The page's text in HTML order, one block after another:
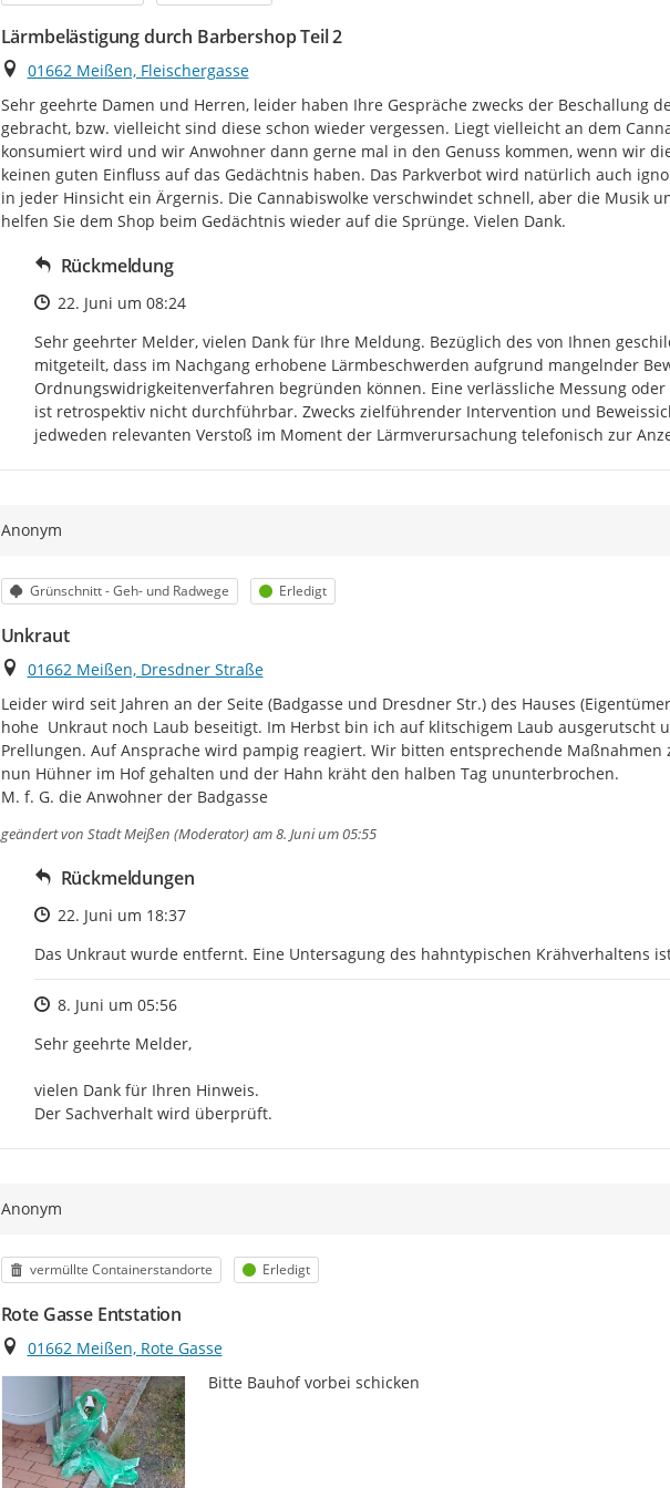
Lärmbelästigung durch Barbershop Teil 2
Ort
01662 Meißen, Fleischergasse
Sehr geehrte Damen und Herren, leider haben Ihre Gespräche zwecks der Beschallung
gebracht, bzw. vielleicht sind diese schon wieder vergessen. Liegt vielleicht an dem
konsumiert wird und wir Anwohner dann gerne mal in den Genuss kommen, wenn wir
keinen guten Einfluss auf das Gedächtnis haben. Das Parkverbot wird natürlich auch
in jeder Hinsicht ein Ärgernis. Die Cannabiswolke verschwindet schnell, aber die Musik
helfen Sie dem Shop beim Gedächtnis wieder auf die Sprünge. Vielen Dank.
Rückmeldung
Zeitpunkt des Erstellens
22. Juni um 08:24
Sehr geehrter Melder, vielen Dank für Ihre Meldung. Bezüglich des von Ihnen
mitgeteilt, dass im Nachgang erhobene Lärmbeschwerden aufgrund mangelnder
Ordnungswidrigkeitenverfahren begründen können. Eine verlässliche Messung
ist retrospektiv nicht durchführbar. Zwecks zielführender Intervention und
jedweden relevanten Verstoß im Moment der Lärmverursachung telefonisch zur
Anonym
Kategorie
Grünschnitt - Geh- und Radwege Status
Erledigt
Unkraut
Ort
01662 Meißen, Dresdner Straße
Leider wird seit Jahren an der Seite (Badgasse und Dresdner Str.) des Hauses
hohe  Unkraut noch Laub beseitigt. Im Herbst bin ich auf klitschigem Laub ausgerutscht
Prellungen. Auf Ansprache wird pampig reagiert. Wir bitten entsprechende Maßnahmen
nun Hühner im Hof gehalten und der Hahn kräht den halben Tag ununterbrochen.
M. f. G. die Anwohner der Badgasse
geändert von Stadt Meißen (Moderator)am 8. Juni um 05:55
Rückmeldungen
Zeitpunkt des Erstellens
22. Juni um 18:37
Das Unkraut wurde entfernt. Eine Untersagung des hahntypischen Krähverhaltens
Zeitpunkt des Erstellens
8. Juni um 05:56
Sehr geehrte Melder,
vielen Dank für Ihren Hinweis.
Der Sachverhalt wird überprüft.
Anonym
Kategorie
vermüllte Containerstandorte Status
Erledigt
Rote Gasse Entstation
Ort
01662 Meißen, Rote Gasse
Bitte Bauhof vorbei schicken